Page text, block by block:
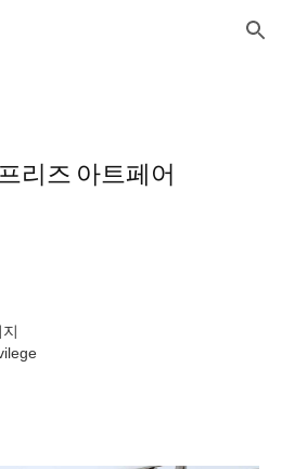
Skip to navigation
리즈 아트페어